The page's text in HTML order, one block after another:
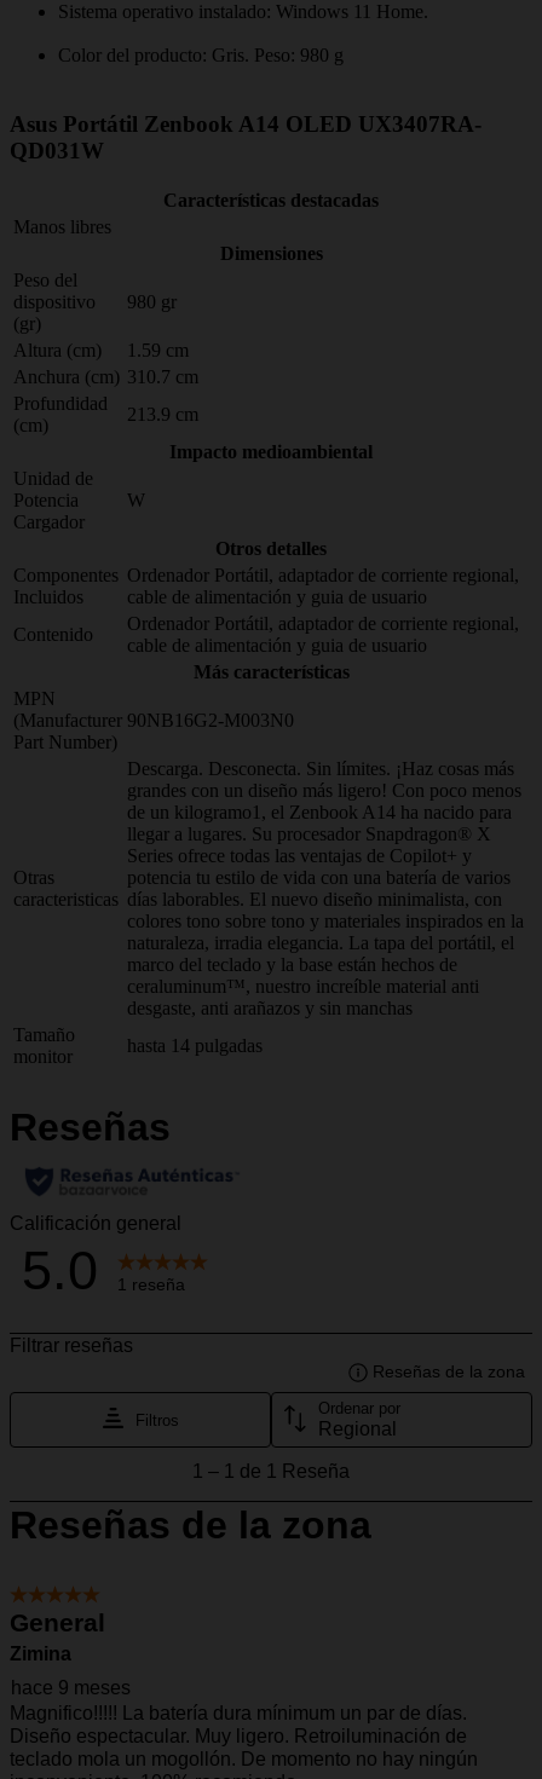
Sistema operativo instalado: Windows 11 Home.
Color del producto: Gris. Peso: 980 g
Asus Portátil Zenbook A14 OLED UX3407RA-
QD031W
Características destacadas
Manos libres
Dimensiones
Peso del
dispositivo
(gr)
980 gr
Altura (cm)
1.59 cm
Anchura (cm) 310.7 cm
Profundidad
(cm)
213.9 cm
Impacto medioambiental
Unidad de
Potencia
Cargador
W
Otros detalles
Componentes
Incluidos
Ordenador Portátil, adaptador de corriente regional,
cable de alimentación y guia de usuario
Contenido
Ordenador Portátil, adaptador de corriente regional,
cable de alimentación y guia de usuario
Más características
MPN
(Manufacturer
Part Number)
90NB16G2-M003N0
Otras
caracteristicas
Descarga. Desconecta. Sin límites. ¡Haz cosas más
grandes con un diseño más ligero! Con poco menos
de un kilogramo1, el Zenbook A14 ha nacido para
llegar a lugares. Su procesador Snapdragon® X
Series ofrece todas las ventajas de Copilot+ y
potencia tu estilo de vida con una batería de varios
días laborables. El nuevo diseño minimalista, con
colores tono sobre tono y materiales inspirados en la
naturaleza, irradia elegancia. La tapa del portátil, el
marco del teclado y la base están hechos de
ceraluminum™, nuestro increíble material anti
desgaste, anti arañazos y sin manchas
Tamaño
monitor
hasta 14 pulgadas